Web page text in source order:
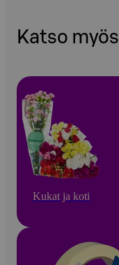
Katso myös
Kukat ja koti